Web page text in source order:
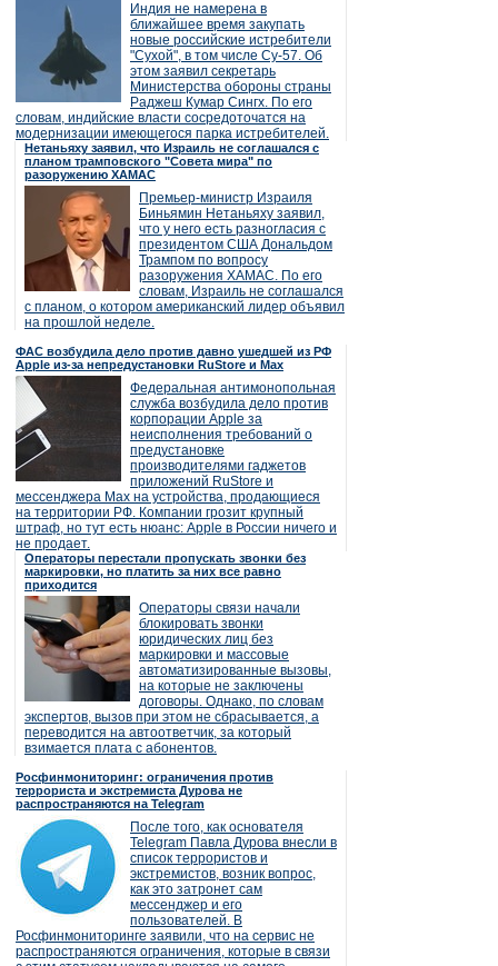
Индия не намерена в
ближайшее время закупать
новые российские истребители
"Сухой", в том числе Су-57. Об
этом заявил секретарь
Министерства обороны страны
Раджеш Кумар Сингх. По его
словам, индийские власти сосредоточатся на
модернизации имеющегося парка истребителей.
Нетаньяху заявил, что Израиль не соглашался с
планом трамповского "Совета мира" по
разоружению ХАМАС
Премьер-министр Израиля
Биньямин Нетаньяху заявил,
что у него есть разногласия с
президентом США Дональдом
Трампом по вопросу
разоружения ХАМАС. По его
словам, Израиль не соглашался
с планом, о котором американский лидер объявил
на прошлой неделе.
ФАС возбудила дело против давно ушедшей из РФ
Apple из-за непредустановки RuStore и Max
Федеральная антимонопольная
служба возбудила дело против
корпорации Apple за
неисполнения требований о
предустановке
производителями гаджетов
приложений RuStore и
мессенджера Max на устройства, продающиеся
на территории РФ. Компании грозит крупный
штраф, но тут есть нюанс: Apple в России ничего и
не продает.
Операторы перестали пропускать звонки без
маркировки, но платить за них все равно
приходится
Операторы связи начали
блокировать звонки
юридических лиц без
маркировки и массовые
автоматизированные вызовы,
на которые не заключены
договоры. Однако, по словам
экспертов, вызов при этом не сбрасывается, а
переводится на автоответчик, за который
взимается плата с абонентов.
Росфинмониторинг: ограничения против
террориста и экстремиста Дурова не
распространяются на Telegram
После того, как основателя
Telegram Павла Дурова внесли в
список террористов и
экстремистов, возник вопрос,
как это затронет сам
мессенджер и его
пользователей. В
Росфинмониторинге заявили, что на сервис не
распространяются ограничения, которые в связи